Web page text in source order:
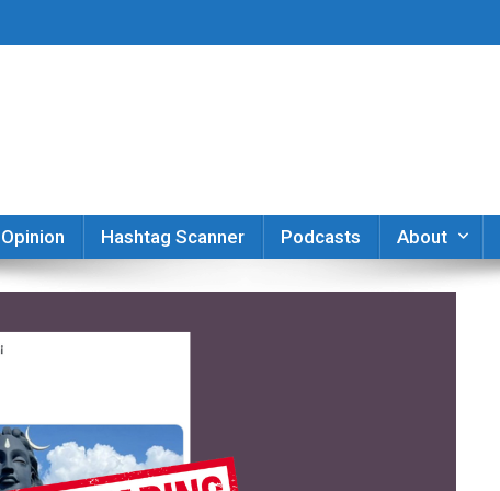
Opinion Hashtag Scanner Podcasts About